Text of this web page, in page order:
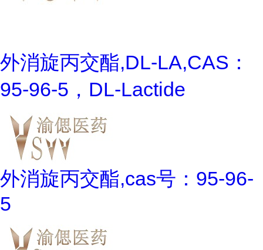
外消旋丙交酯,DL-LA,CAS：
95-96-5，DL-Lactide
外消旋丙交酯,cas号：95-96-
5